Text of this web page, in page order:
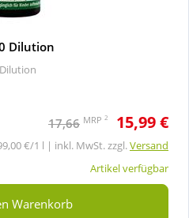
Dilution
17,66 MRP 2 15,99 €
€/1 l | inkl. MwSt. zzgl.Versand
Artikel verfügbar
Warenkorb